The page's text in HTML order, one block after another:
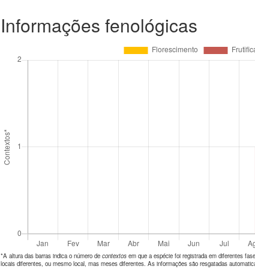
Informações fenológicas
*A altura das barras indica o número de contextos em que a espécie foi registrada em diferentes
locais diferentes, ou mesmo local, mas meses diferentes. As informações são resgatadas